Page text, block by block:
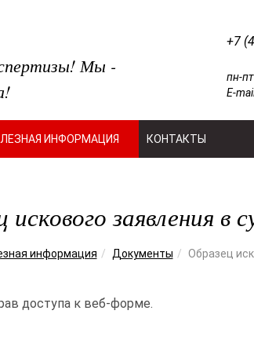
Мы -
+7
пн-
E-
ИНФОРМАЦИЯ
КОНТАКТЫ
искового заявления в
информация Документы Образец
доступа к веб-форме.